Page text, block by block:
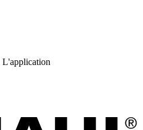
L'application